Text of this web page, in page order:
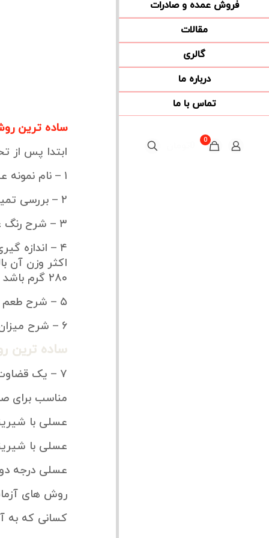
فروش عمده و صادرات
مقالات
گالری
درباره ما
تماس با ما
0
ساده ترین
ابتدا پس از
۱ – نام نمونه عسل و منبع گیاهی آن
۲ – بررسی تمیزی عسل از نظر مواد زائد در سطح و ته بطری و در صورت امکان شرح نوع مواد زائد
۳ – شرح رنگ عسل به طور مثال سفید ، طلایی ، زرد کهربایی و غیره
۲۸۰ گرم باشد رطوبت ۲۰ % را نشان می دهد .
۵ – شرح طعم عسل ، به طور مثال ملایم ، بسیار معطر ، کمی تند ، شیرین ، بدون مزه و یا ترکیبی از این طعم ها
۶ – شرح میزان دانه دانه شدن ( شکرک زدن ) و نوع بافت دانه ها
ساده ترین
۷ – یک قضاوت کلی برای نمونه عسل . به طور مثال :
مناسب برای
عسلی با
عسلی با
عسلی درجه
روش های
کسانی که به